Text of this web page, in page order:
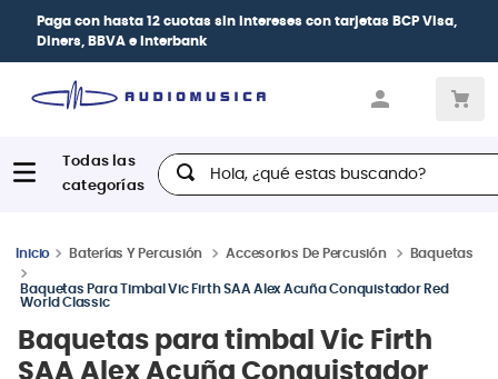
Paga con hasta 12 cuotas sin intereses con tarjetas BCP Visa,
Diners, BBVA e Interbank
Hola, ¿qué estas buscando?
Baterías Y Percusión Accesorios De Percusión Baquetas
Baquetas Para Timbal Vic Firth SAA Alex Acuña Conquistador Red
World Classic
Baquetas para timbal Vic Firth
SAA Alex Acuña Conquistador